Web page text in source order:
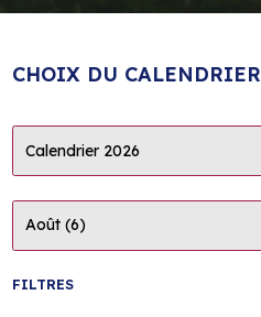
CHOIX DU CALENDRIER
Calendrier 2026
Août (6)
FILTRES